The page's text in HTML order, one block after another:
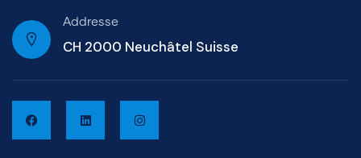
Addresse
CH 2000 Neuchâtel Suisse